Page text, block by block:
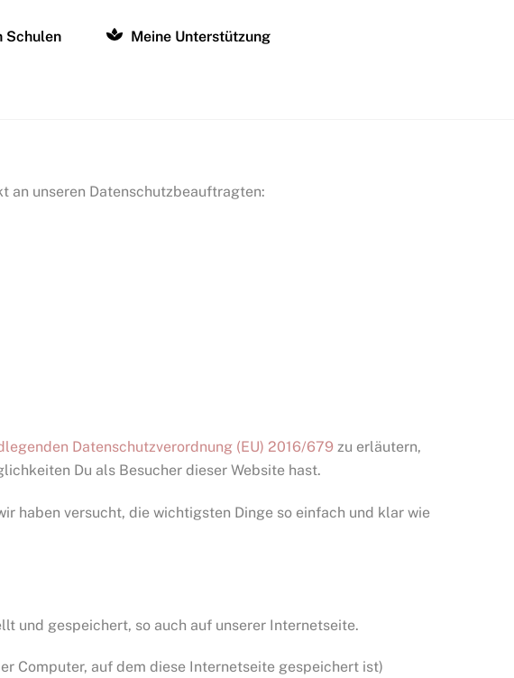
Schulen Meine Unterstützung
an unseren Datenschutzbeauftragten:
Datenschutzverordnung (EU) 2016/679 zu erläutern,
Du als Besucher dieser Website hast.
haben versucht, die wichtigsten Dinge so einfach und klar wie
und gespeichert, so auch auf unserer Internetseite.
Computer, auf dem diese Internetseite gespeichert ist)